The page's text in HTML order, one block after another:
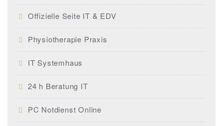
Offizielle Seite IT & EDV
Physiotherapie Praxis
IT Systemhaus
24 h Beratung IT
PC Notdienst Online